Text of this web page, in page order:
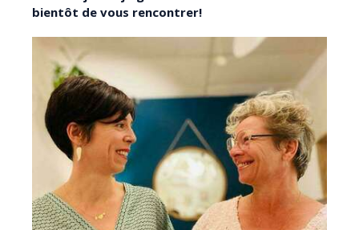
bientôt de vous rencontrer!